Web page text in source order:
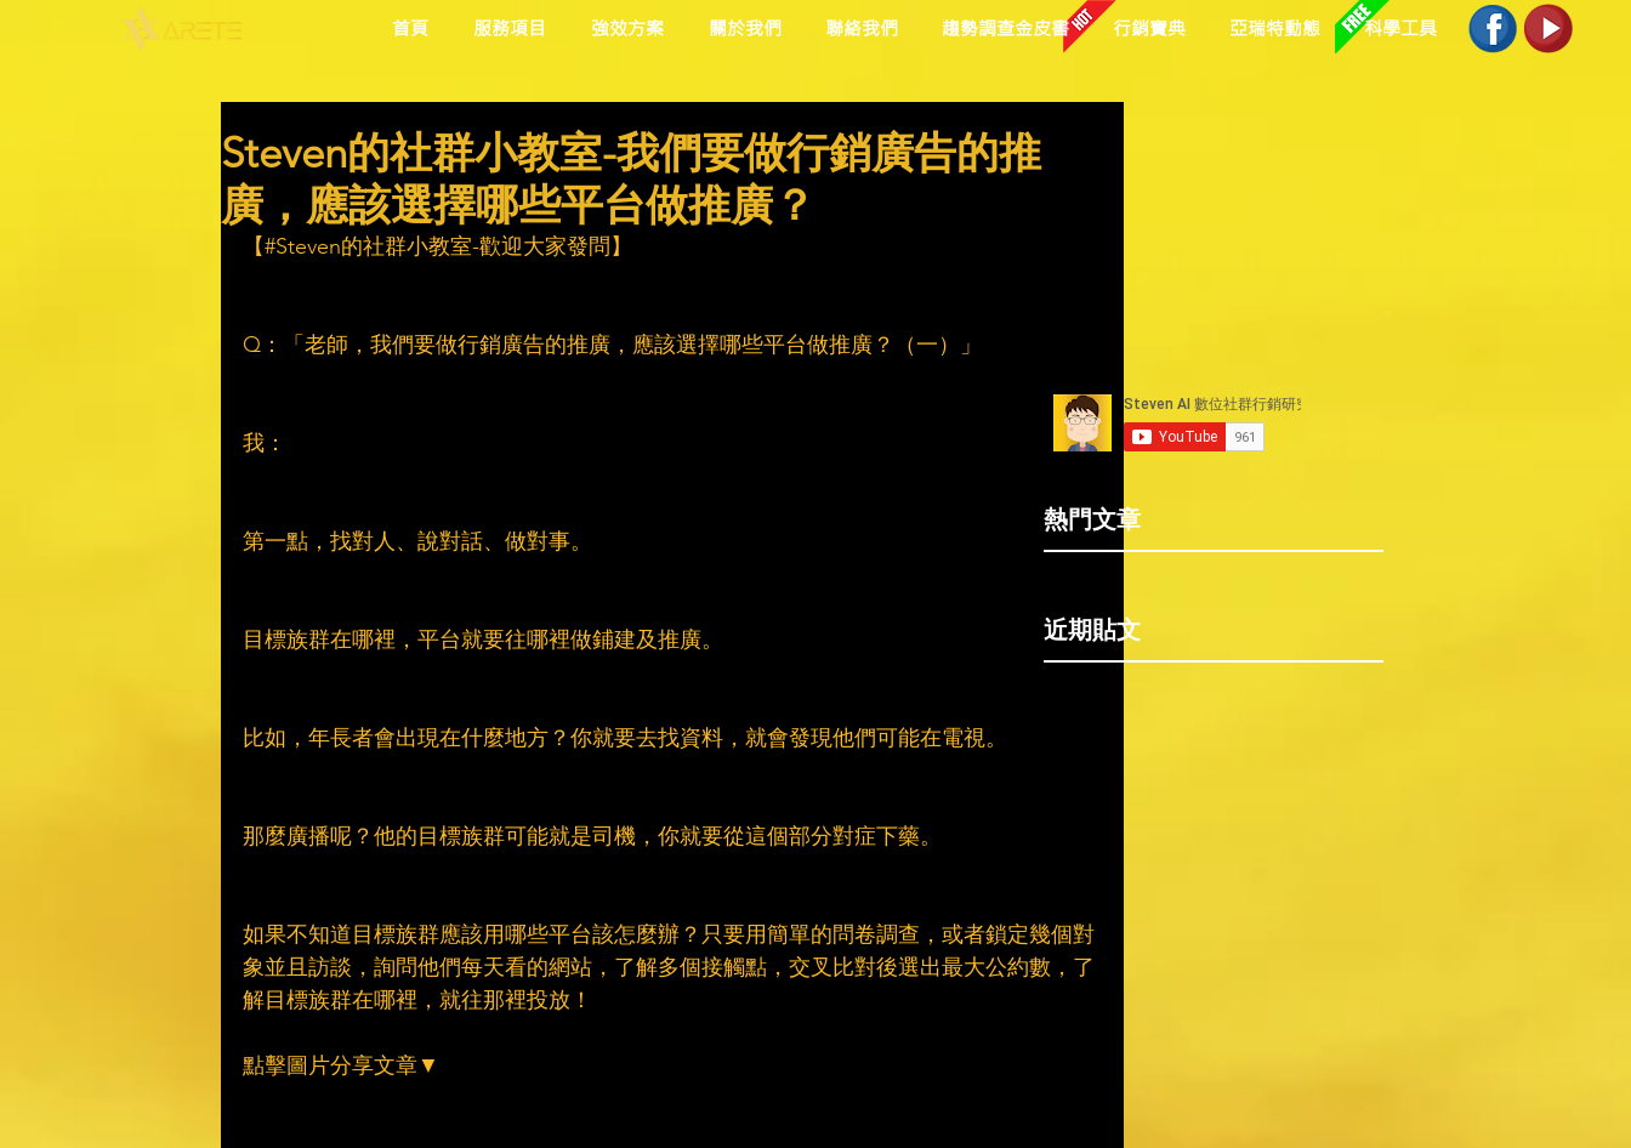
首頁 服務項目 強效方案 關於我們 聯絡我們 趨勢調查金皮書 行銷寶典 亞瑞特動態 科學工具
Steven的社群小教室-我們要做行銷廣告的推
廣，應該選擇哪些平台做推廣？
【#Steven的社群小教室-歡迎大家發問】
Q：「老師，我們要做行銷廣告的推廣，應該選擇哪些平台做推廣？（一）」
我：
第一點，找對人、說對話、做對事。
目標族群在哪裡，平台就要往哪裡做鋪建及推廣。
比如，年長者會出現在什麼地方？你就要去找資料，就會發現他們可能在電視。
那麼廣播呢？他的目標族群可能就是司機，你就要從這個部分對症下藥。
如果不知道目標族群應該用哪些平台該怎麼辦？只要用簡單的問卷調查，或者鎖定幾個對
象並且訪談，詢問他們每天看的網站，了解多個接觸點，交叉比對後選出最大公約數，了
解目標族群在哪裡，就往那裡投放！
點擊圖片分享文章▼
熱門文章
近期貼文